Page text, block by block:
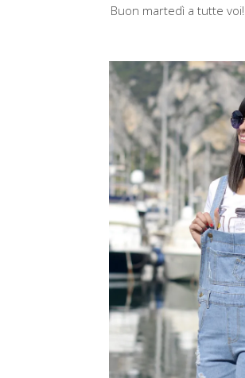
Buon martedì a tutte voi!